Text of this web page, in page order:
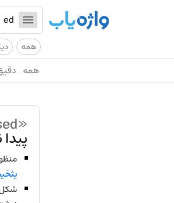
همه
همه
«deodorised»
شکل